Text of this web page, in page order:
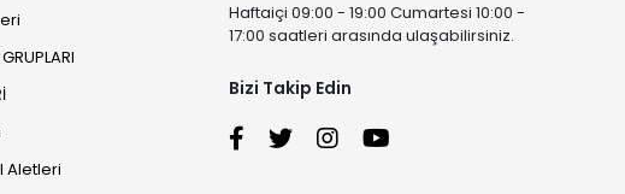
Aletleri
Haftaiçi 09:00 - 19:00 Cumartesi 10:00 -
17:00 saatleri arasında ulaşabilirsiniz.
Bizi Takip Edin